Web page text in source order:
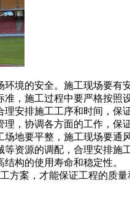
境的安全。施工现场要有
，施工过程中要严格按照
安排施工工序和时间，保
，协调各方面的工作，保
地要平整，施工现场要通
资源的调配，合理安排施工
构的使用寿命和稳定性。
方案，才能保证工程的质量